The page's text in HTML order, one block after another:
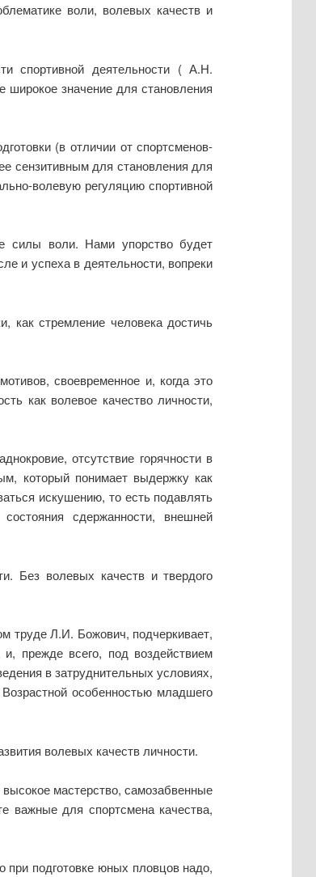
воли, волевых качеств и
спортивной деятельности ( А.Н.
значение для становления
(в отличии от спортсменов-
сензитивным для становления для
волевую регуляцию спортивной
силы воли. Нами упорство будет
и успеха в деятельности, вопреки
как стремление человека достичь
своевременное и, когда это
как волевое качество личности,
отсутствие горячности в
который понимает выдержку как
искушению, то есть подавлять
сдержанности, внешней
Без волевых качеств и твердого
труде Л.И. Божович, подчеркивает,
прежде всего, под воздействием
в затруднительных условиях,
особенностью младшего
волевых качеств личности.
мастерство, самозабвенные
важные для спортсмена качества,
при подготовке юных пловцов надо,